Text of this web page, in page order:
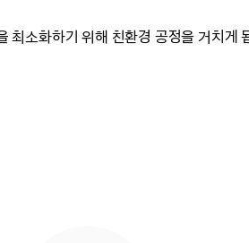
최소화하기 위해 친환경 공정을 거치게